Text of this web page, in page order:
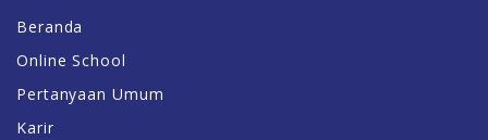
Beranda
Online School
Pertanyaan Umum
Karir